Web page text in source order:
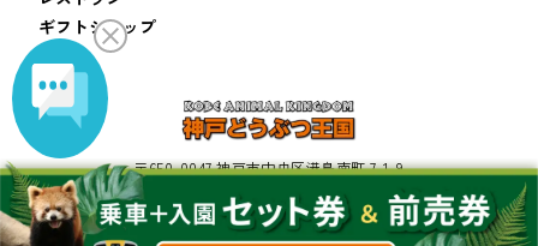
ギフトショップ
〒650-0047 神戸市中央区港島南町 7-1-9